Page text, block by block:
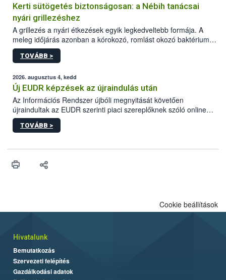
Kerti sütögetés biztonságosan: a Nébih tanácsai
nyári grillezéshez
A grillezés a nyári étkezések egyik legkedveltebb formája. A
meleg időjárás azonban a kórokozó, romlást okozó baktériumok
gyorsabb szaporodásának is kedvez. A szabadtéri sütögetés
ezért nem csupán a megfelelő sütési technikáról szól: legalább
higiéniai szabályok betartása, a megfelelő hőkezelés, valamint a
maradékok szakszerű tárolása. A Nemzeti Élelmiszerlánc-
biztonsági Hivatal (Nébih) Oktatási Programja összegyűjtötte a
biztonságos grillezés legfontosabb tudnivalóit.
TOVÁBB >
2026. augusztus 4, kedd
Új EUDR képzések az újraindulás után
Az Információs Rendszer újbóli megnyitását követően
újraindultak az EUDR szerinti piaci szereplőknek szóló online
képzések.
TOVÁBB >
Cookie beállítások
Hivatalunk
Bemutatkozás
Szervezeti felépítés
Gazdálkodási adatok